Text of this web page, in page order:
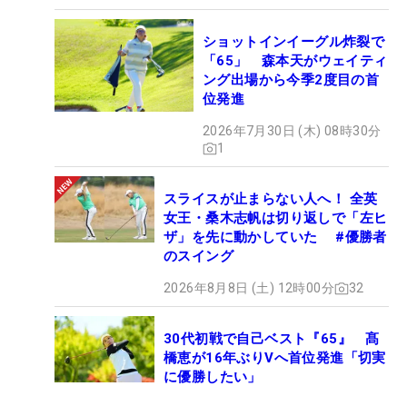
ショットインイーグル炸裂で
「65」 森本天がウェイティ
ング出場から今季2度目の首
位発進
2026年7月30日 (木) 08時30分
1
スライスが止まらない人へ！ 全英
女王・桑木志帆は切り返しで「左ヒ
ザ」を先に動かしていた #優勝者
のスイング
2026年8月8日 (土) 12時00分 32
30代初戦で自己ベスト『65』 髙
橋恵が16年ぶりVへ首位発進「切実
に優勝したい」